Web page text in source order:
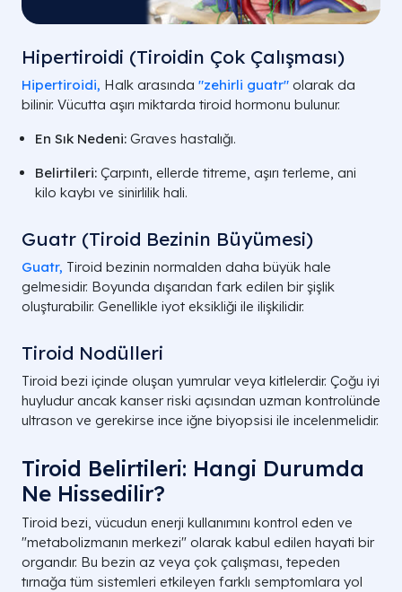
Hipertiroidi (Tiroidin Çok Çalışması)
Hipertiroidi, Halk arasında "zehirli guatr" olarak da
bilinir. Vücutta aşırı miktarda tiroid hormonu bulunur.
En Sık Nedeni: Graves hastalığı.
Belirtileri: Çarpıntı, ellerde titreme, aşırı terleme, ani
kilo kaybı ve sinirlilik hali.
Guatr (Tiroid Bezinin Büyümesi)
Guatr, Tiroid bezinin normalden daha büyük hale
gelmesidir. Boyunda dışarıdan fark edilen bir şişlik
oluşturabilir. Genellikle iyot eksikliği ile ilişkilidir.
Tiroid Nodülleri
Tiroid bezi içinde oluşan yumrular veya kitlelerdir. Çoğu iyi
huyludur ancak kanser riski açısından uzman kontrolünde
ultrason ve gerekirse ince iğne biyopsisi ile incelenmelidir.
Tiroid Belirtileri: Hangi Durumda
Ne Hissedilir?
Tiroid bezi, vücudun enerji kullanımını kontrol eden ve
"metabolizmanın merkezi" olarak kabul edilen hayati bir
organdır. Bu bezin az veya çok çalışması, tepeden
tırnağa tüm sistemleri etkileyen farklı semptomlara yol